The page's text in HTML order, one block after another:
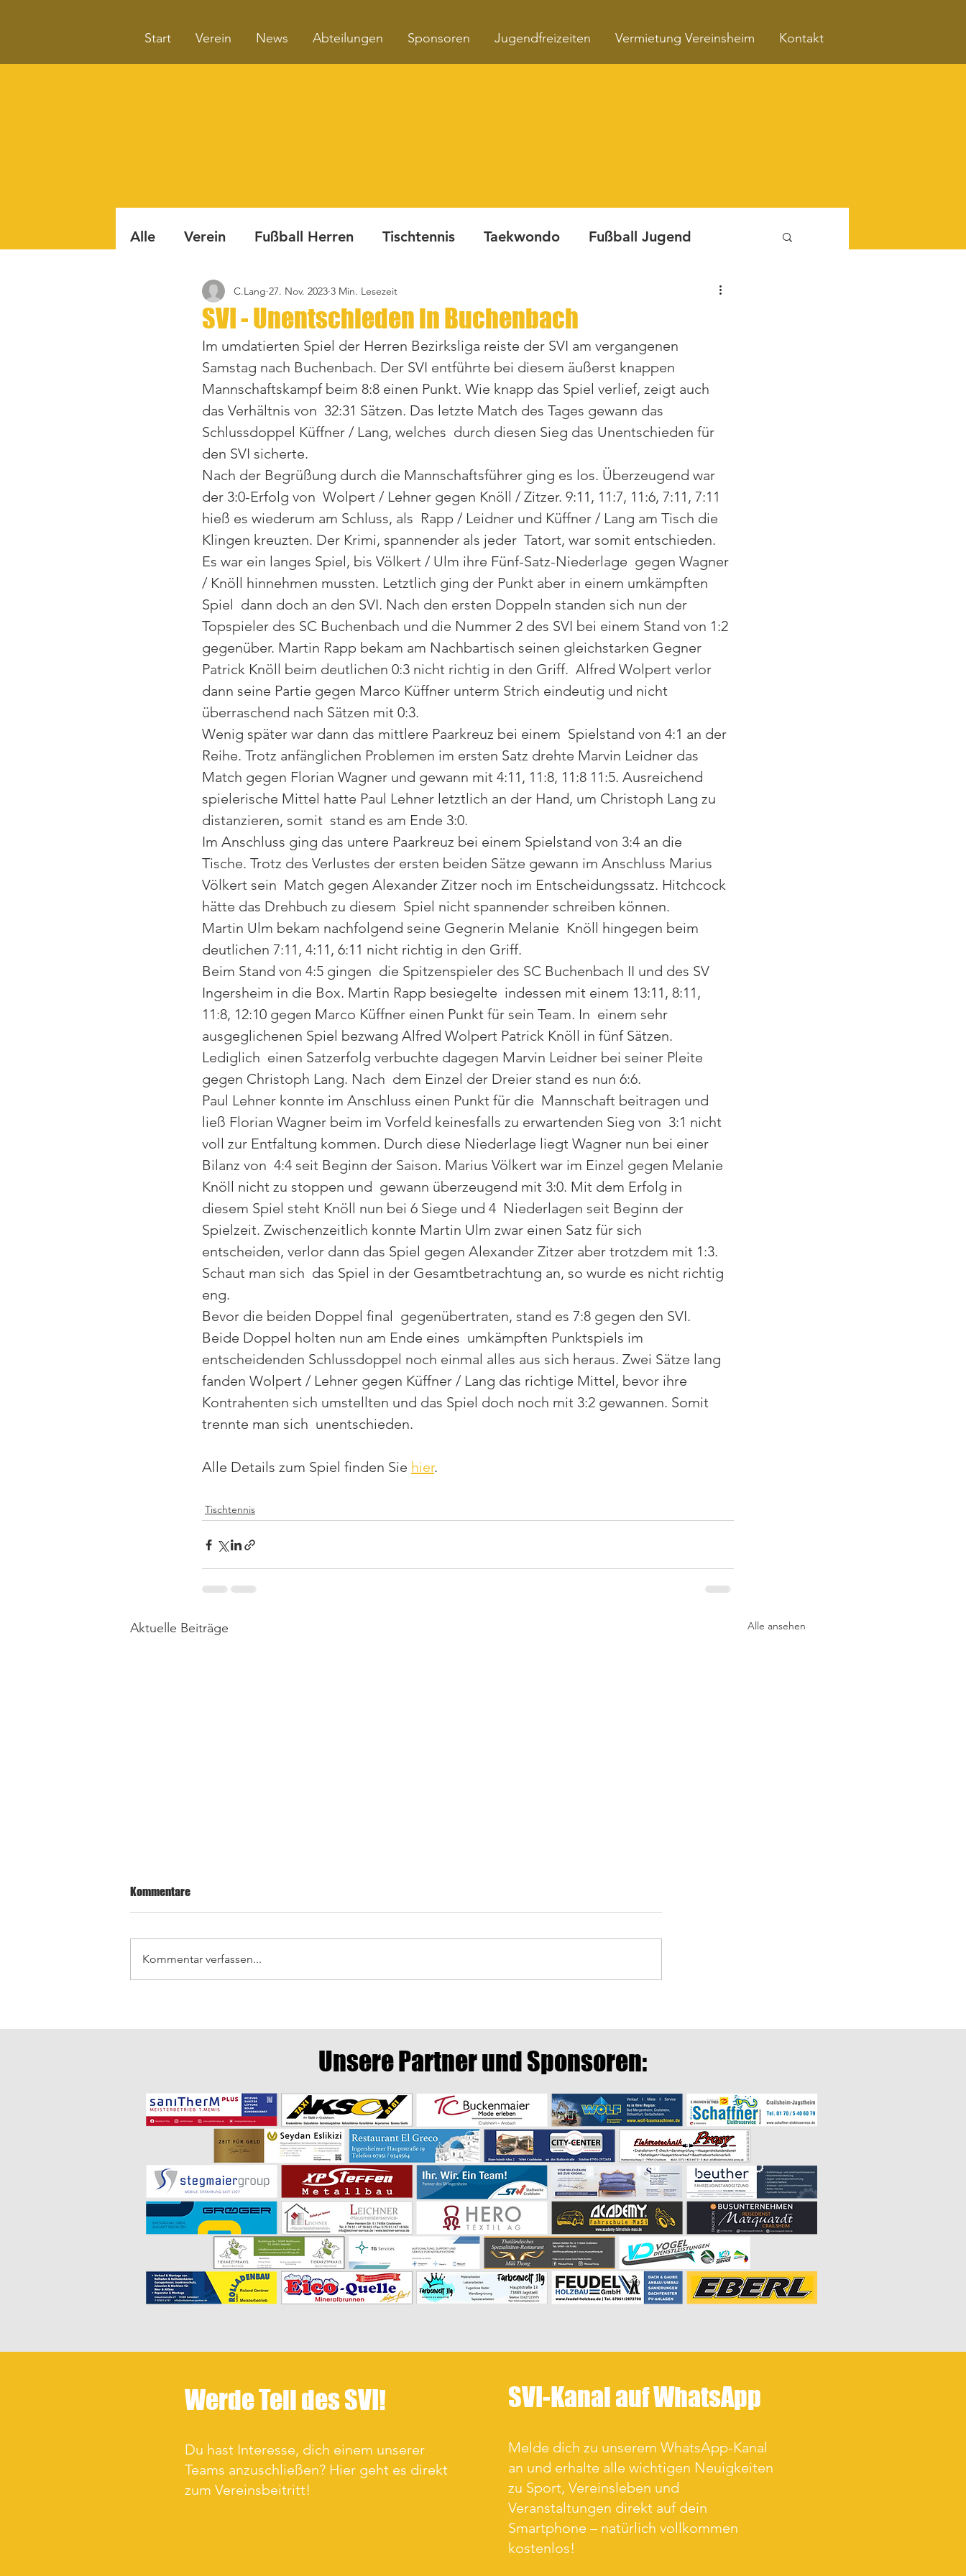
Start Verein News Abteilungen Sponsoren Jugendfreizeiten Vermietung Vereinsheim Kontakt
Alle Verein Fußball Herren Tischtennis Taekwondo Fußball Jugend
Badminton Boule Turnen Fitnessboxen
SVI - Unentschieden in Buchenbach
C.Lang 27. Nov. 2023 3 Min. Lesezeit
Im umdatierten Spiel der Herren Bezirksliga reiste der SVI am vergangenen
Samstag nach Buchenbach. Der SVI entführte bei diesem äußerst knappen
Mannschaftskampf beim 8:8 einen Punkt. Wie knapp das Spiel verlief, zeigt auch
das Verhältnis von  32:31 Sätzen. Das letzte Match des Tages gewann das
Schlussdoppel Küffner / Lang, welches  durch diesen Sieg das Unentschieden für
den SVI sicherte.
Nach der Begrüßung durch die Mannschaftsführer ging es los. Überzeugend war
der 3:0-Erfolg von  Wolpert / Lehner gegen Knöll / Zitzer. 9:11, 11:7, 11:6, 7:11, 7:11
hieß es wiederum am Schluss, als  Rapp / Leidner und Küffner / Lang am Tisch die
Klingen kreuzten. Der Krimi, spannender als jeder  Tatort, war somit entschieden.
Es war ein langes Spiel, bis Völkert / Ulm ihre Fünf-Satz-Niederlage  gegen Wagner
/ Knöll hinnehmen mussten. Letztlich ging der Punkt aber in einem umkämpften
Spiel  dann doch an den SVI. Nach den ersten Doppeln standen sich nun der
Topspieler des SC Buchenbach und die Nummer 2 des SVI bei einem Stand von 1:2
gegenüber. Martin Rapp bekam am Nachbartisch seinen gleichstarken Gegner
Patrick Knöll beim deutlichen 0:3 nicht richtig in den Griff.  Alfred Wolpert verlor
dann seine Partie gegen Marco Küffner unterm Strich eindeutig und nicht
überraschend nach Sätzen mit 0:3.
Wenig später war dann das mittlere Paarkreuz bei einem  Spielstand von 4:1 an der
Reihe. Trotz anfänglichen Problemen im ersten Satz drehte Marvin Leidner das
Match gegen Florian Wagner und gewann mit 4:11, 11:8, 11:8 11:5. Ausreichend
spielerische Mittel hatte Paul Lehner letztlich an der Hand, um Christoph Lang zu
distanzieren, somit  stand es am Ende 3:0.
Im Anschluss ging das untere Paarkreuz bei einem Spielstand von 3:4 an die
Tische. Trotz des Verlustes der ersten beiden Sätze gewann im Anschluss Marius
Völkert sein  Match gegen Alexander Zitzer noch im Entscheidungssatz. Hitchcock
hätte das Drehbuch zu diesem  Spiel nicht spannender schreiben können.
Martin Ulm bekam nachfolgend seine Gegnerin Melanie  Knöll hingegen beim
deutlichen 7:11, 4:11, 6:11 nicht richtig in den Griff.
Beim Stand von 4:5 gingen  die Spitzenspieler des SC Buchenbach II und des SV
Ingersheim in die Box. Martin Rapp besiegelte  indessen mit einem 13:11, 8:11,
11:8, 12:10 gegen Marco Küffner einen Punkt für sein Team. In  einem sehr
ausgeglichenen Spiel bezwang Alfred Wolpert Patrick Knöll in fünf Sätzen.
Lediglich  einen Satzerfolg verbuchte dagegen Marvin Leidner bei seiner Pleite
gegen Christoph Lang. Nach  dem Einzel der Dreier stand es nun 6:6.
Paul Lehner konnte im Anschluss einen Punkt für die  Mannschaft beitragen und
ließ Florian Wagner beim im Vorfeld keinesfalls zu erwartenden Sieg von  3:1 nicht
voll zur Entfaltung kommen. Durch diese Niederlage liegt Wagner nun bei einer
Bilanz von  4:4 seit Beginn der Saison. Marius Völkert war im Einzel gegen Melanie
Knöll nicht zu stoppen und  gewann überzeugend mit 3:0. Mit dem Erfolg in
diesem Spiel steht Knöll nun bei 6 Siege und 4  Niederlagen seit Beginn der
Spielzeit. Zwischenzeitlich konnte Martin Ulm zwar einen Satz für sich
entscheiden, verlor dann das Spiel gegen Alexander Zitzer aber trotzdem mit 1:3.
Schaut man sich  das Spiel in der Gesamtbetrachtung an, so wurde es nicht richtig
eng.
Bevor die beiden Doppel final  gegenübertraten, stand es 7:8 gegen den SVI.
Beide Doppel holten nun am Ende eines  umkämpften Punktspiels im
entscheidenden Schlussdoppel noch einmal alles aus sich heraus. Zwei Sätze lang
fanden Wolpert / Lehner gegen Küffner / Lang das richtige Mittel, bevor ihre
Kontrahenten sich umstellten und das Spiel doch noch mit 3:2 gewannen. Somit
trennte man sich  unentschieden.
Alle Details zum Spiel finden Sie hier.
Tischtennis
Aktuelle Beiträge Alle ansehen
SVI - erneut 9:0 zu Hause
Kommentare
Kommentar verfassen...
Unsere Partner und Sponsoren:
Werde Teil des SVI!
Du hast Interesse, dich einem unserer
Teams anzuschließen? Hier geht es direkt
zum Vereinsbeitritt!
SVI-Kanal auf WhatsApp
Melde dich zu unserem WhatsApp-Kanal
an und erhalte alle wichtigen Neuigkeiten
zu Sport, Vereinsleben und
Veranstaltungen direkt auf dein
Smartphone – natürlich vollkommen
kostenlos!